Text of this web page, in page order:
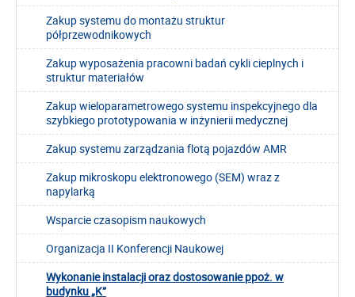
Zakup systemu do montażu struktur
półprzewodnikowych
Zakup wyposażenia pracowni badań cykli cieplnych i
struktur materiałów
Zakup wieloparametrowego systemu inspekcyjnego dla
szybkiego prototypowania w inżynierii medycznej
Zakup systemu zarządzania flotą pojazdów AMR
Zakup mikroskopu elektronowego (SEM) wraz z
napylarką
Wsparcie czasopism naukowych
Organizacja II Konferencji Naukowej
Wykonanie instalacji oraz dostosowanie ppoż. w
budynku „K”